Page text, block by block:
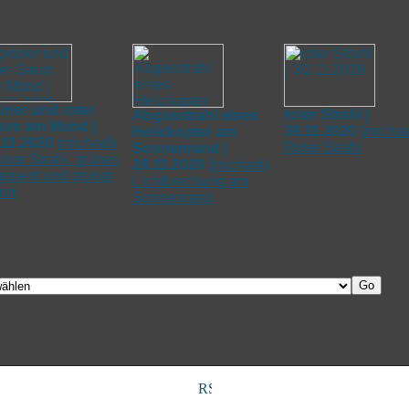
und roter
am Mond |
(michael )
Strahl, grünes
und grüner
Abgasstrahl eines
Helickopter am
Sonnenrand |
28.11.2020 (michael )
Lichtbrechung am
Sonnenrand
roter Strahl |
30.11.2020 (
Roter Strahl